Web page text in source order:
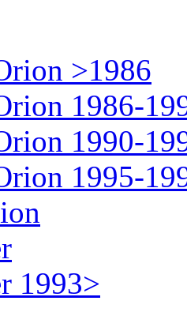
>1986
1986-
1990-
1995-
1993>